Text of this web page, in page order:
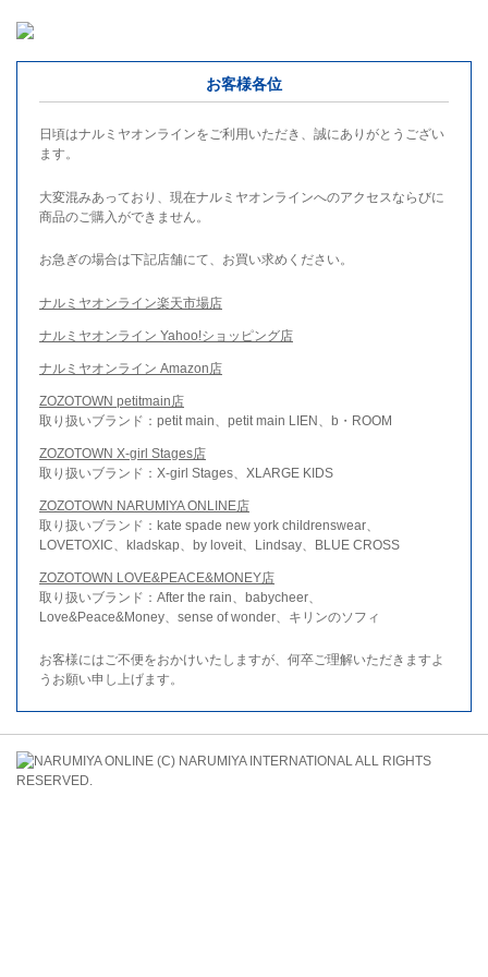
お客様各位
日頃はナルミヤオンラインをご利用いただき、誠にありがとうござい
ます。
大変混みあっており、現在ナルミヤオンラインへのアクセスならびに
商品のご購入ができません。
お急ぎの場合は下記店舗にて、お買い求めください。
ナルミヤオンライン楽天市場店
ナルミヤオンライン Yahoo!ショッピング店
ナルミヤオンライン Amazon店
ZOZOTOWN petitmain店
取り扱いブランド：petit main、petit main LIEN、b・ROOM
ZOZOTOWN X-girl Stages店
取り扱いブランド：X-girl Stages、XLARGE KIDS
ZOZOTOWN NARUMIYA ONLINE店
取り扱いブランド：kate spade new york childrenswear、
LOVETOXIC、kladskap、by loveit、Lindsay、BLUE CROSS
ZOZOTOWN LOVE&PEACE&MONEY店
取り扱いブランド：After the rain、babycheer、
Love&Peace&Money、sense of wonder、キリンのソフィ
お客様にはご不便をおかけいたしますが、何卒ご理解いただきますよ
うお願い申し上げます。